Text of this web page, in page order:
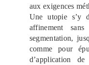
aux exigences
Une utopie s’y
affinement
segmentation,
comme pour
d’application